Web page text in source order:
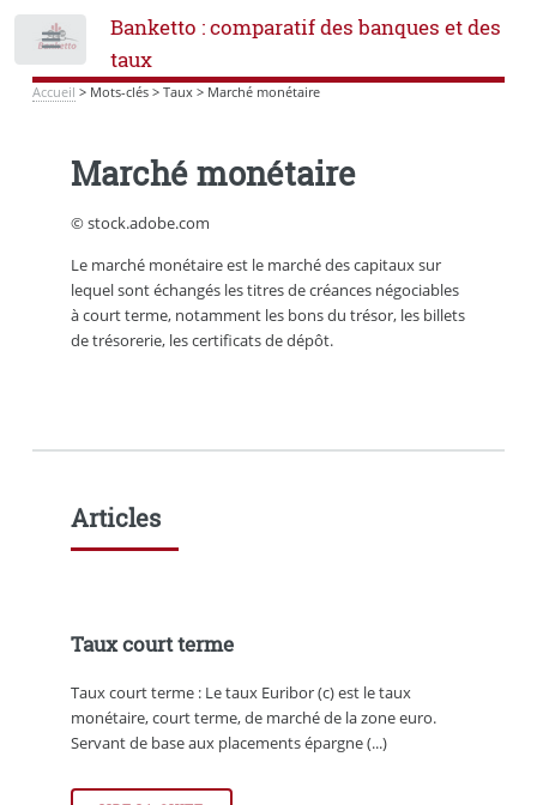
Banketto : comparatif des banques et des
taux
Accueil > Mots-clés> Taux> Marché monétaire
Marché monétaire
© stock.adobe.com
Le marché monétaire est le marché des capitaux sur
lequel sont échangés les titres de créances négociables
à court terme, notamment les bons du trésor, les billets
de trésorerie, les certificats de dépôt.
Articles
Taux court terme
Taux court terme : Le taux Euribor (c) est le taux
monétaire, court terme, de marché de la zone euro.
Servant de base aux placements épargne (...)